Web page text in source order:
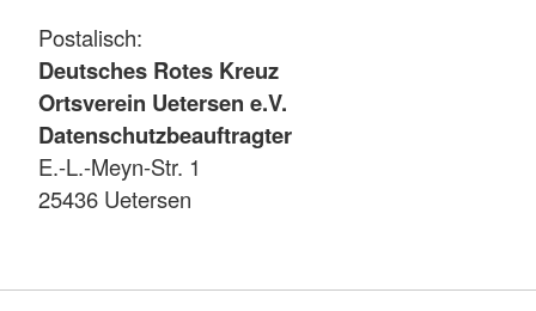
Postalisch:
Deutsches Rotes Kreuz
Ortsverein Uetersen e.V.
Datenschutzbeauftragter
E.-L.-Meyn-Str. 1
25436 Uetersen